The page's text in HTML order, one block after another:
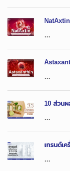
...
...
10 ส่วนผ
...
เทรนด์เ
...